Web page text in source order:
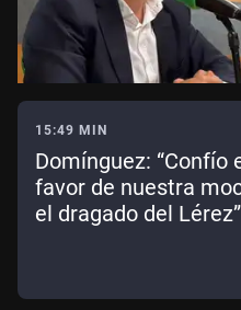
15:49 MIN
Domínguez: “Confío
favor de nuestra
el dragado del Lérez”